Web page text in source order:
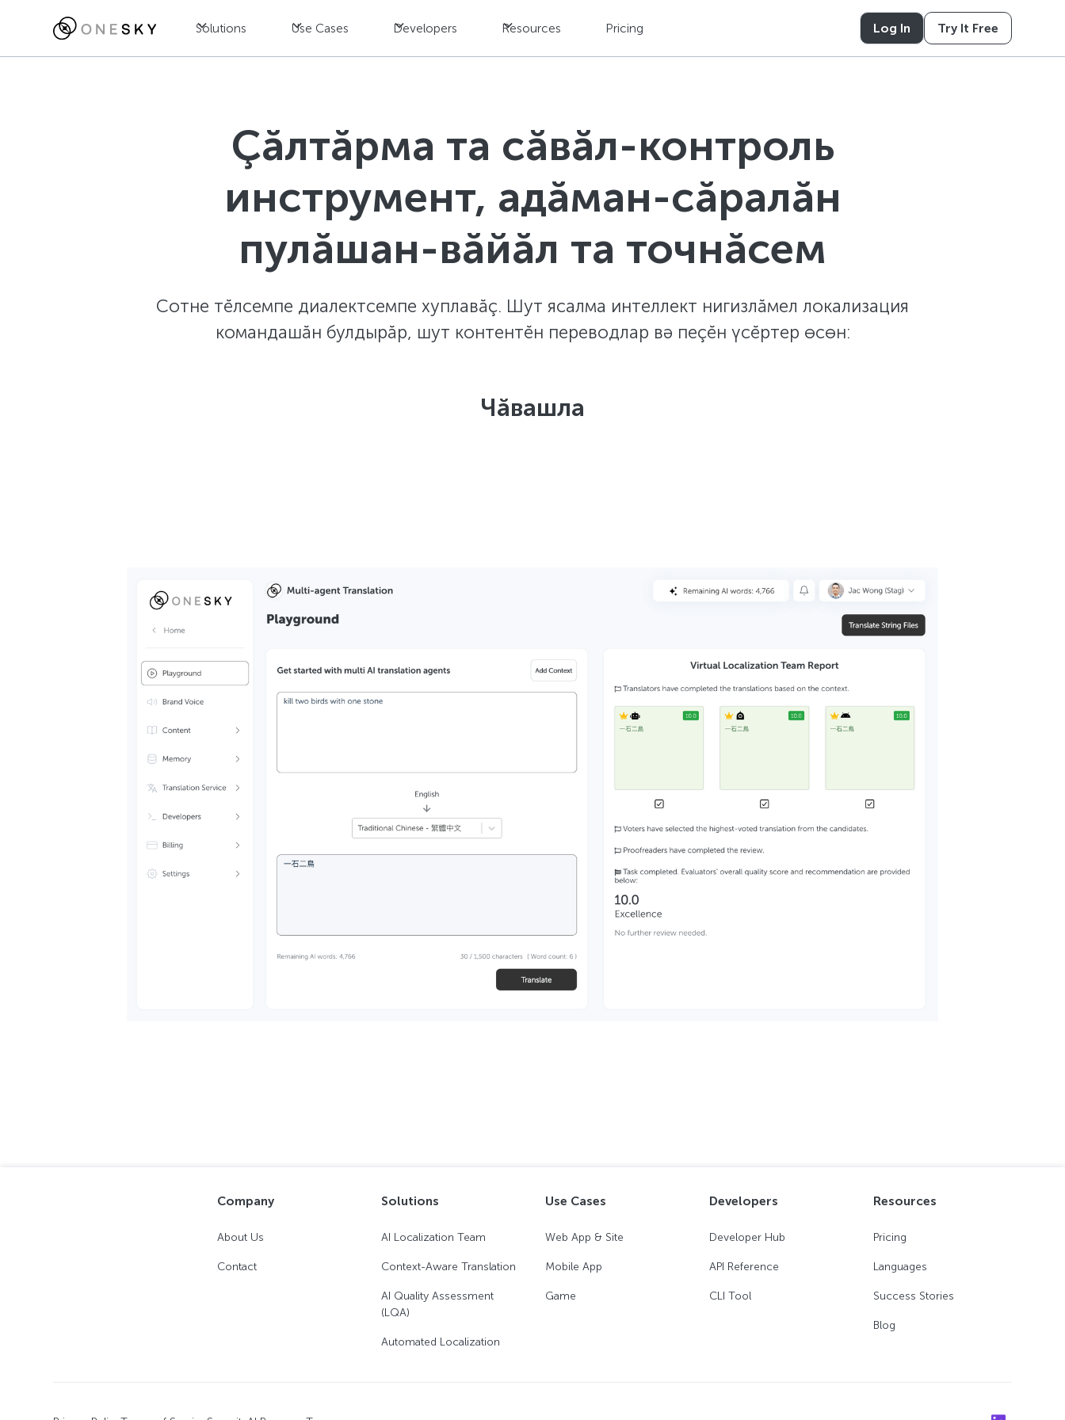
Solutions Use Cases Developers Resources Pricing Log In Try It Free
Çăлтăрма та сӑвӑл-контроль
инструмент, адăман-сăралăн
пулăшан-вăйăл та точнăсем
Сотне тĕлсемпе диалектсемпе хуплавăç. Шут ясалма интеллект нигизлăмел локализация
командашăн булдырăр, шут контентĕн переводлар вә пеçĕн үсĕртер өсөн:
Чӑвашла
Company
About Us
Contact
Solutions
AI Localization Team
Context-Aware Translation
AI Quality Assessment
(LQA)
Automated Localization
Use Cases
Web App & Site
Mobile App
Game
Developers
Developer Hub
API Reference
CLI Tool
Resources
Pricing
Languages
Success Stories
Blog